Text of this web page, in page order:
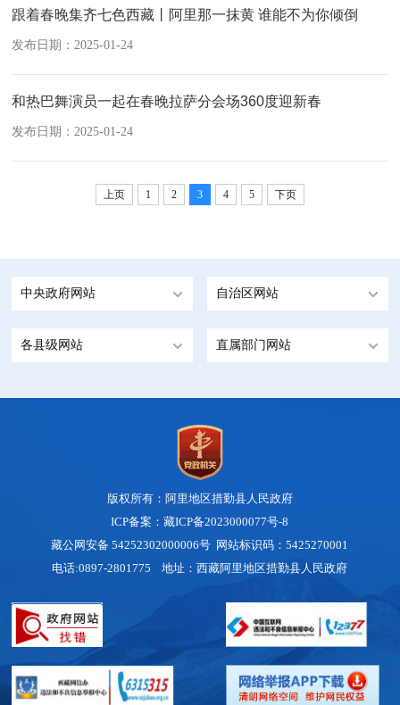
跟着春晚集齐七色西藏丨阿里那一抹黄 谁能不为你倾倒
发布日期：2025-01-24
和热巴舞演员一起在春晚拉萨分会场360度迎新春
发布日期：2025-01-24
上页 1 2 3 4 5 下页
中央政府网站 自治区网站
各县级网站 直属部门网站
版权所有：阿里地区措勤县人民政府
ICP备案：藏ICP备2023000077号-8
藏公网安备 54252302000006号 网站标识码：5425270001
电话:0897-2801775 地址：西藏阿里地区措勤县人民政府